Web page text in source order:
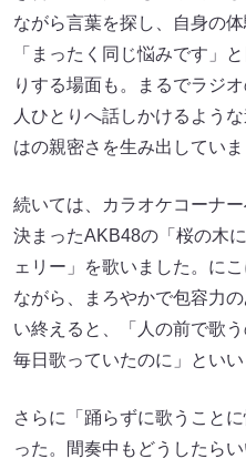
ながら言葉を探し、自身の
「まったく同じ悩みです」
りする場面も。まるでラジ
人ひとりへ話しかけるよう
はの親密さを生み出していま
続いては、カラオケコーナ
決まったAKB48の「桜の木
ェリー」を歌いました。に
ながら、まろやかで包容力
い終えると、「人の前で歌
毎日歌っていたのに」といい
さらに「踊らずに歌うこと
った。間奏中もどうしたら